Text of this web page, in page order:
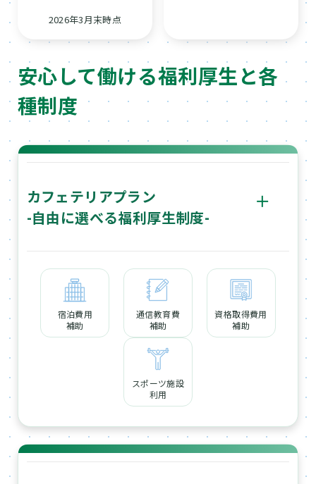
2026年3月末時点
安心して働ける福利厚生と各
種制度
カフェテリアプラン
-自由に選べる福利厚生制度-
ートは、「カフェテリアプラン」によって、自由に選べる
福利厚生制度を実施しています。「カフェテリアプラン」
は、様々なジャンルで数多く設けられているメニューの中
から、1年毎に付与されるポイントを使って、旅行の宿泊
費の補助など自分自身で受けたいサービスや補助を選ぶ
ことができる仕組みです。
宿泊費用
補助
通信教育費
補助
資格取得費用
補助
スポーツ施設
利用